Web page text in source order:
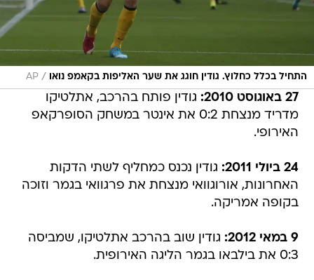
התחיל בכלל כחלוץ. גודין חוגג את שער האליפות בקאמפ נואו /
AP
27 באוגוסט 2010:
גודין פותח בהרכב, אתלטיקו
מדריד מנצחת 0:2 את אינטר במשחק הסופרקאפ
האירופי.
24 ביולי 2011:
גודין נכנס כמחליף לשתי הדקות
האחרונות, אורוגוואי מנצחת את פרגוואי בגמר וזוכה
בקופה אמריקה.
9 במאי 2012:
גודין שוב בהרכב אתלטיקו, שמביסה
0:3 את בילבאו בגמר הליגה האירופית.